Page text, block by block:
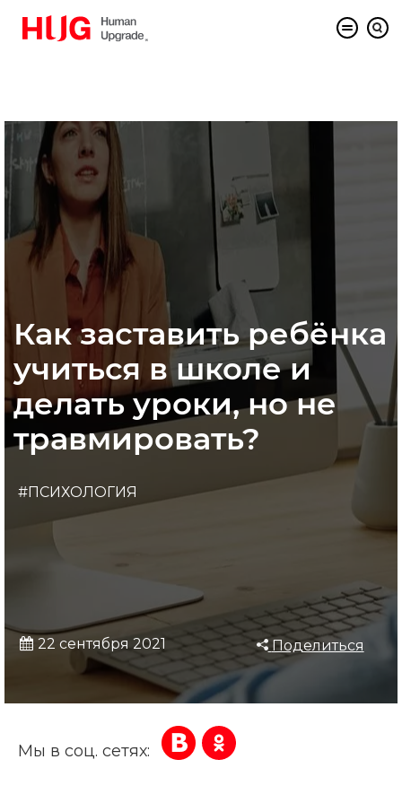
Как заставить ребёнка
учиться в школе и
делать уроки, но не
травмировать?
#ПСИХОЛОГИЯ
22 сентября 2021 Поделиться
Мы в соц. сетях: